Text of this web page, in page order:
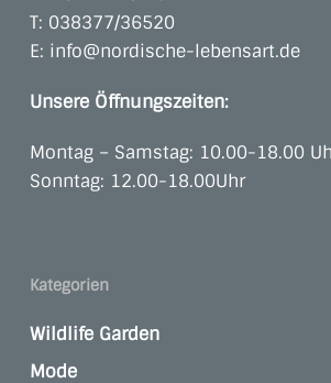
T: 038377/36520
E: info@nordische-lebensart.de
Unsere Öffnungszeiten:
Montag – Samstag: 10.00-18.00
Sonntag: 12.00-18.00Uhr
Kategorien
Wildlife Garden
Mode